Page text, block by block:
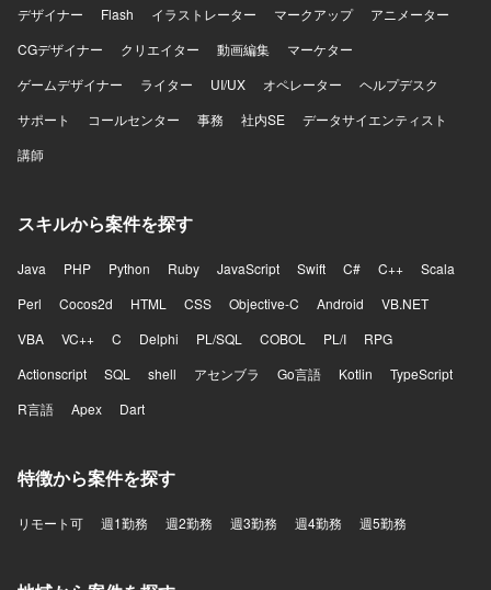
デザイナー
Flash イラストレーター マークアップ
アニメーター
CGデザイナー
クリエイター 動画編集
マーケター
ゲームデザイナー
ライター UI/UX オペレーター
ヘルプデスク
サポート
コールセンター 事務 社内SE
データサイエンティスト
講師
スキルから案件を探す
Java PHP Python Ruby JavaScript Swift C# C++
Scala
Perl
Cocos2d HTML CSS Objective-C Android
VB.NET
VBA
VC++ C Delphi PL/SQL COBOL PL/I
RPG
Actionscript
SQL shell アセンブラ Go言語 Kotlin
TypeScript
R言語
Apex Dart
特徴から案件を探す
リモート可 週1勤務 週2勤務 週3勤務 週4勤務 週5勤務